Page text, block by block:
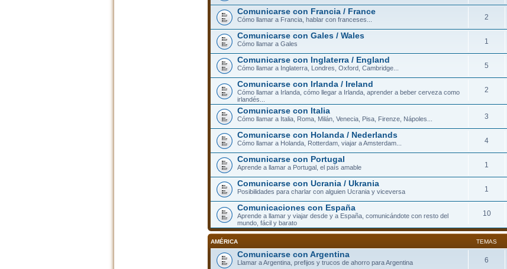
Comunicarse con Francia / France
Cómo llamar a Francia, hablar con franceses... 2
Comunicarse con Gales / Wales
Cómo llamar a Gales 1
Comunicarse con Inglaterra / England
Cómo llamar a Inglaterra, Londres, Oxford, Cambridge... 5
Comunicarse con Irlanda / Ireland
Cómo llamar a Irlanda, cómo llegar a Irlanda, aprender a beber cerveza como
irlandés...
2
Comunicarse con Italia
Cómo llamar a Italia, Roma, Milán, Venecia, Pisa, Firenze, Nápoles... 3
Comunicarse con Holanda / Nederlands
Cómo llamar a Holanda, Rotterdam, viajar a Amsterdam... 4
Comunicarse con Portugal
Aprende a llamar a Portugal, el país amable 1
Comunicarse con Ucrania / Ukrania
Posibilidades para charlar con alguien Ucrania y viceversa 1
Comunicaciones con España
Aprende a llamar y viajar desde y a España, comunicándote con resto del
mundo, fácil y barato
10
AMÉRICA TEMAS
Comunicarse con Argentina
Llamar a Argentina, prefijos y trucos de ahorro para Argentina 6